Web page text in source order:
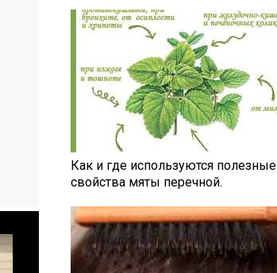
Как и где используются полезные
свойства мяты перечной.